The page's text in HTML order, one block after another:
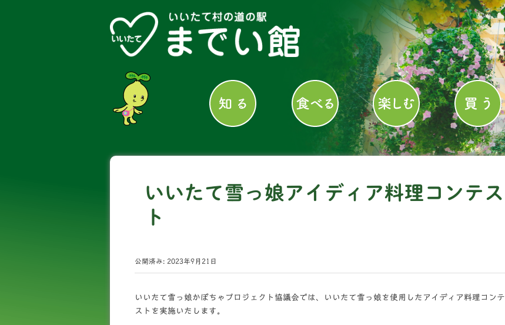
いいたて雪っ娘アイディア料理コンテス
ト
公開済み: 2023年9月21日
いいたて雪っ娘かぼちゃプロジェクト協議会では、いいたて雪っ娘を使用したアイディア料理コンテ
ストを実施いたします。